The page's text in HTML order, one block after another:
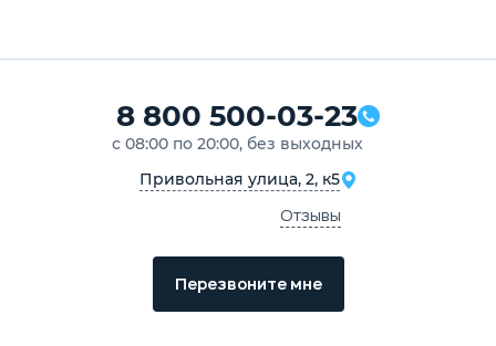
8 800 500-03-23
с 08:00 по 20:00, без выходных
Привольная улица, 2, к5
Отзывы
Перезвоните мне